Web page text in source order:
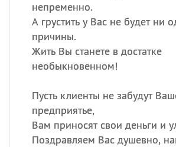
непременно.
А грустить у Вас не будет ни
причины.
Жить Вы станете в достатке
необыкновенном!
Пусть клиенты не забудут
предприятье,
Вам приносят свои деньги и
Поздравляем Вас душевно,